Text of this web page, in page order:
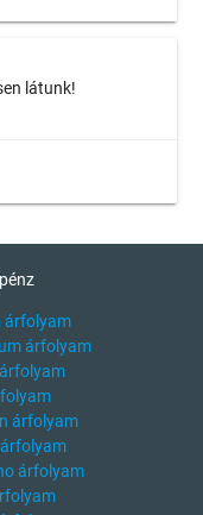
látunk!
árfolyam
árfolyam
árfolyam
árfolyam